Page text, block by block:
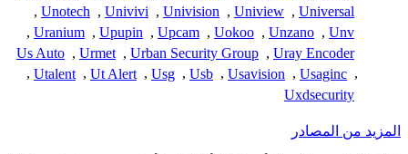
Universal
,
Uniview
,
Univision
,
Univivi
,
Unotech
,
Unv
,
Unzano
,
Uokoo
,
Upcam
,
Upupin
,
Uranium
,
Uray Encoder
,
Urban Security Group
,
Urmet
,
Us Auto
,
Usaginc
,
Usavision
,
Usb
,
Usg
,
Ut Alert
,
Utalent
,
Uxdsecurity
المزيد من المصادر